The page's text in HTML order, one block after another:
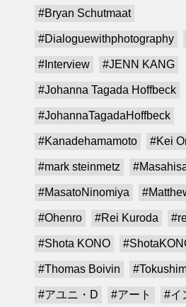
#Bryan Schutmaat
#Dialoguewithphotography
#Interview #JENN KANG
#Johanna Tagada Hoffbeck
#JohannaTagadaHoffbeck
#Kanadehamamoto #Kei
#mark steinmetz
#MasatoNinomiya
#Ohenro #Rei Kuroda
#Shota KONO
#Thomas Boivin
#アユニ・D #アート #イ